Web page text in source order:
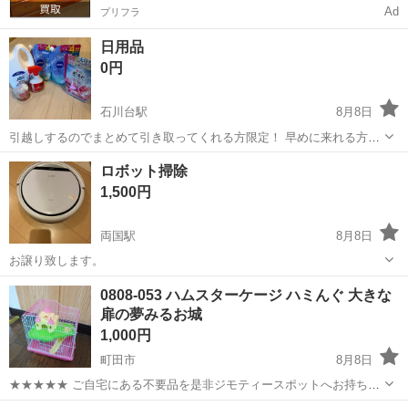
プリフラ Ad
日用品
0円
石川台駅
8月8日
引越しするのでまとめて引き取ってくれる方限定！ 早めに来れる方を
優先します。
東京 大田区 石川台駅
ロボット掃除
1,500円
両国駅
8月8日
お譲り致します。
東京 墨田区
0808-053 ハムスターケージ ハミんぐ 大きな
扉の夢みるお城
1,000円
町田市
8月8日
★★★★★ ご自宅にある不要品を是非ジモティースポットへお持ち込
みしませんか？ 家電、趣味・スポーツ・レジャー用品、こども用品、